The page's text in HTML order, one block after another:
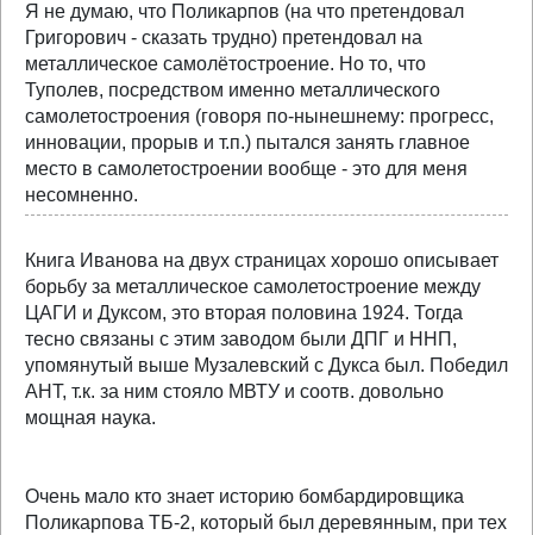
Я не думаю, что Поликарпов (на что претендовал
Григорович - сказать трудно) претендовал на
металлическое самолётостроение. Но то, что
Туполев, посредством именно металлического
самолетостроения (говоря по-нынешнему: прогресс,
инновации, прорыв и т.п.) пытался занять главное
место в самолетостроении вообще - это для меня
несомненно.
Книга Иванова на двух страницах хорошо описывает
борьбу за металлическое самолетостроение между
ЦАГИ и Дуксом, это вторая половина 1924. Тогда
тесно связаны с этим заводом были ДПГ и ННП,
упомянутый выше Музалевский с Дукса был. Победил
АНТ, т.к. за ним стояло МВТУ и соотв. довольно
мощная наука.
Очень мало кто знает историю бомбардировщика
Поликарпова ТБ-2, который был деревянным, при тех